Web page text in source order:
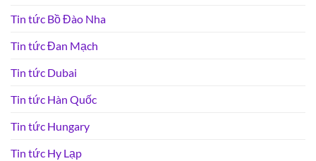
Tin tức Bồ Đào Nha
Tin tức Đan Mạch
Tin tức Dubai
Tin tức Hàn Quốc
Tin tức Hungary
Tin tức Hy Lạp